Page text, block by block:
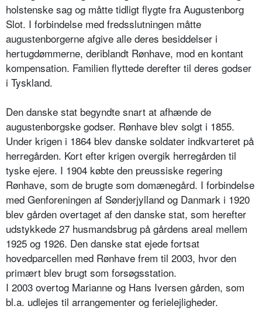
holstenske sag og måtte tidligt flygte fra Augustenborg
Slot. I forbindelse med fredsslutningen måtte
augustenborgerne afgive alle deres besiddelser i
hertugdømmerne, deriblandt Rønhave, mod en kontant
kompensation. Familien flyttede derefter til deres godser
i Tyskland.
Den danske stat begyndte snart at afhænde de
augustenborgske godser. Rønhave blev solgt i 1855.
Under krigen i 1864 blev danske soldater indkvarteret på
herregården. Kort efter krigen overgik herregården til
tyske ejere. I 1904 købte den preussiske regering
Rønhave, som de brugte som domænegård. I forbindelse
med Genforeningen af Sønderjylland og Danmark i 1920
blev gården overtaget af den danske stat, som herefter
udstykkede 27 husmandsbrug på gårdens areal mellem
1925 og 1926. Den danske stat ejede fortsat
hovedparcellen med Rønhave frem til 2003, hvor den
primært blev brugt som forsøgsstation.
I 2003 overtog Marianne og Hans Iversen gården, som
bl.a. udlejes til arrangementer og ferielejligheder.